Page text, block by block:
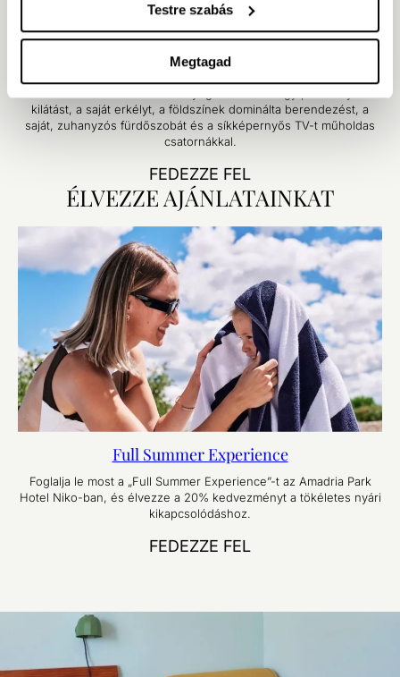
Testre szabás
Megtagad
2 egyszemélyes ágy és 1 kétszemélyes kanapéágy
Családok számára tervezve: ez a kétágyas szoba kihúzható
kilátást, a saját erkélyt, a földszínek dominálta berendezést, a
saját, zuhanyzós fürdőszobát és a síkképernyős TV-t műholdas
csatornákkal.
FEDEZZE FEL
ÉLVEZZE AJÁNLATAINKAT
Full Summer Experience
Foglalja le most a „Full Summer Experience”-t az Amadria Park
Hotel Niko-ban, és élvezze a 20% kedvezményt a tökéletes nyári
kikapcsolódáshoz.
FEDEZZE FEL